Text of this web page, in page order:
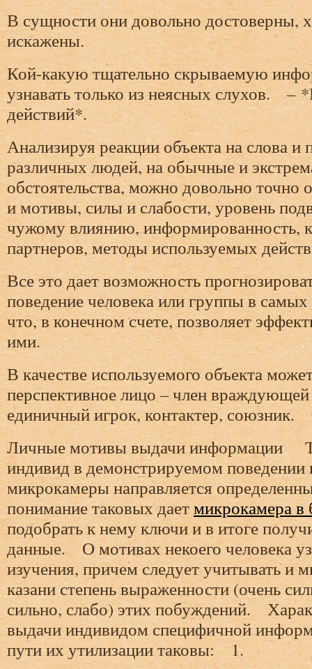
В сущности они довольно достоверны,
искажены.
Кой-какую тщательно скрываемую
узнавать только из неясных слухов. –
действий*.
Анализируя реакции объекта на слова и
различных людей, на обычные и
обстоятельства, можно довольно точно
и мотивы, силы и слабости, уровень
чужому влиянию, информированность,
партнеров, методы используемых
Все это дает возможность
поведение человека или группы в
что, в конечном счете, позволяет
ими.
В качестве используемого объекта
перспективное лицо – член
единичный игрок, контактер, союзник.
Личные мотивы выдачи информации
индивид в демонстрируемом поведении
микрокамеры направляется
понимание таковых даетмикрокамера в
подобрать к нему ключи и в итоге
данные. О мотивах некоего человека
изучения, причем следует учитывать и
казани степень выраженности (очень
сильно, слабо) этих побуждений.
выдачи индивидом специфичной
пути их утилизации таковы: 1.